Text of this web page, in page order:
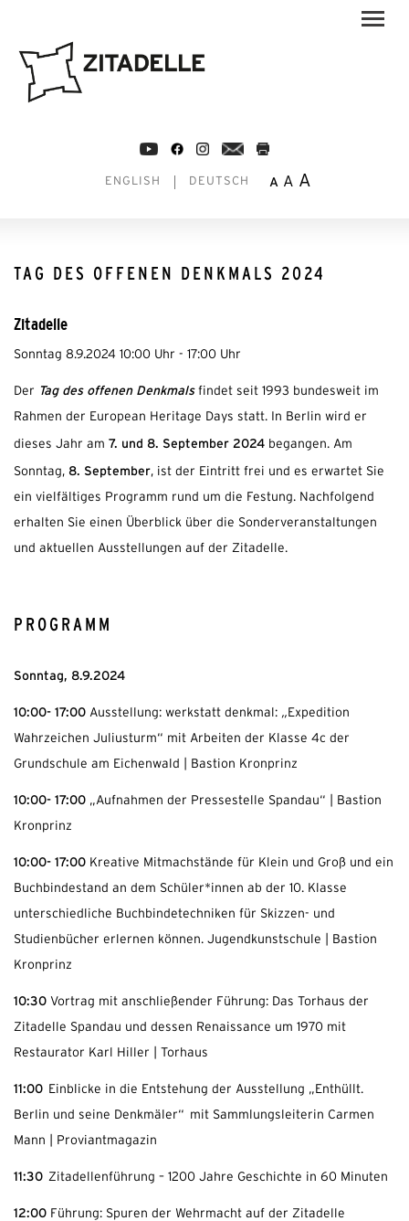
ENGLISH DEUTSCH A A A
TAG DES OFFENEN DENKMALS 2024
Zitadelle
Sonntag 8.9.2024 10:00 Uhr - 17:00 Uhr
Der Tag des offenen Denkmalsfindet seit 1993 bundesweit im
Rahmen der European Heritage Days statt. In Berlin wird er
dieses Jahr am 7. und 8. September 2024 begangen. Am
Sonntag, 8. September, ist der Eintritt frei und es erwartet Sie
ein vielfältiges Programm rund um die Festung. Nachfolgend
erhalten Sie einen Überblick über die Sonderveranstaltungen
und aktuellen Ausstellungen auf der Zitadelle.
PROGRAMM
Sonntag, 8.9.2024
10:00- 17:00 Ausstellung: werkstatt denkmal: „ Expedition
Wahrzeichen Juliusturm“ mit Arbeiten der Klasse 4c der
Grundschule am Eichenwald | Bastion Kronprinz
10:00- 17:00 „Aufnahmen der Pressestelle Spandau“ | Bastion
Kronprinz
10:00- 17:00 Kreative Mitmachstände für Klein und Groß und ein
Buchbindestand an dem Schüler*innen ab der 10. Klasse
unterschiedliche Buchbindetechniken für Skizzen- und
Studienbücher erlernen können. Jugendkunstschule | Bastion
Kronprinz
10:30 Vortrag mit anschließender Führung: Das Torhaus der
Zitadelle Spandau und dessen Renaissance um 1970 mit
Restaurator Karl Hiller | Torhaus
11:00 Einblicke in die Entstehung der Ausstellung „Enthüllt.
Berlin und seine Denkmäler“ mit Sammlungsleiterin Carmen
Mann | Proviantmagazin
11:30 Zitadellenführung – 1200 Jahre Geschichte in 60 Minuten
12:00 Führung: Spuren der Wehrmacht auf der Zitadelle